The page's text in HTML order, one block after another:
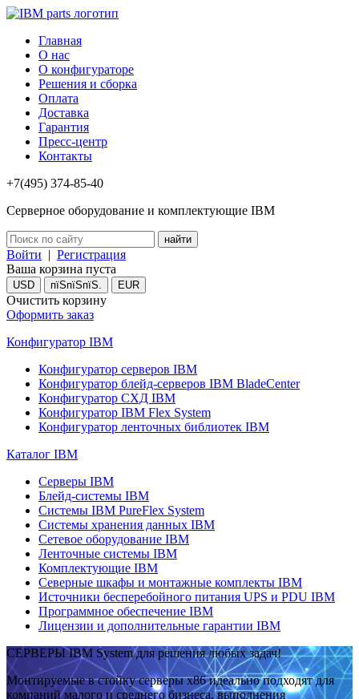
Главная
О нас
О конфигураторе
Решения и сборка
Оплата
Доставка
Гарантия
Пресс-центр
Контакты
+7(495) 374-85-40
Серверное оборудование и комплектующие IBM
Войти | Регистрация
Ваша корзина пуста
USD пїЅпїЅпїЅ. EUR
Очистить корзину
Оформить заказ
Конфигуратор IBM
Конфигуратор серверов IBM
Конфигуратор блейд-серверов IBM BladeCenter
Конфигуратор СХД IBM
Конфигуратор IBM Flex System
Конфигуратор ленточных библиотек IBM
Каталог IBM
Серверы IBM
Блейд-системы IBM
Системы IBM PureFlex System
Системы хранения данных IBM
Сетевое оборудование IBM
Ленточные системы IBM
Комплектующие IBM
Северные шкафы и монтажные комплекты IBM
Источники бесперебойного питания UPS и PDU IBM
Программное обеспечение IBM
Лицензии и дополнительные гарантии IBM
СЕРВЕРЫ IBM System для решения любых задач!
Монтируемые в стойку серверы x86 идеально подходят для
компаний малого и среднего бизнеса, выполнения